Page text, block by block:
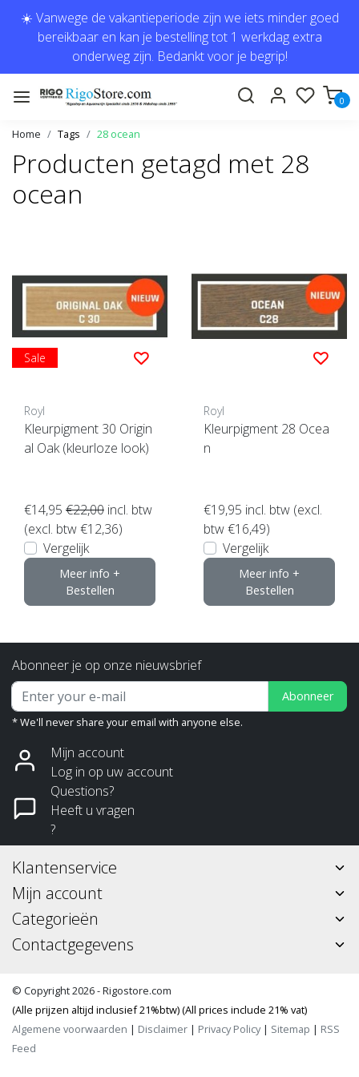
☀️ Vanwege de vakantieperiode zijn we iets minder goed
bereikbaar en kan je bestelling tot 1 werkdag extra
onderweg zijn. Bedankt voor je begrip!
0
Home Tags 28 ocean
Producten getagd met 28
ocean
Sale
Royl
Kleurpigment 30 Origin
al Oak (kleurloze look)
€14,95 €22,00 incl. btw
(excl. btw €12,36)
Vergelijk
Meer info +
Bestellen
Royl
Kleurpigment 28 Ocea
n
€19,95 incl. btw (excl.
btw €16,49)
Vergelijk
Meer info +
Bestellen
Abonneer je op onze nieuwsbrief
Abonneer
* We'll never share your email with anyone else.
Mijn account
Log in op uw account
Questions?
Heeft u vragen
?
Klantenservice
Mijn account
Categorieën
Contactgegevens
© Copyright 2026 - Rigostore.com
(Alle prijzen altijd inclusief 21%btw) (All prices include 21% vat)
Algemene voorwaarden | Disclaimer | Privacy Policy| Sitemap | RSS
Feed